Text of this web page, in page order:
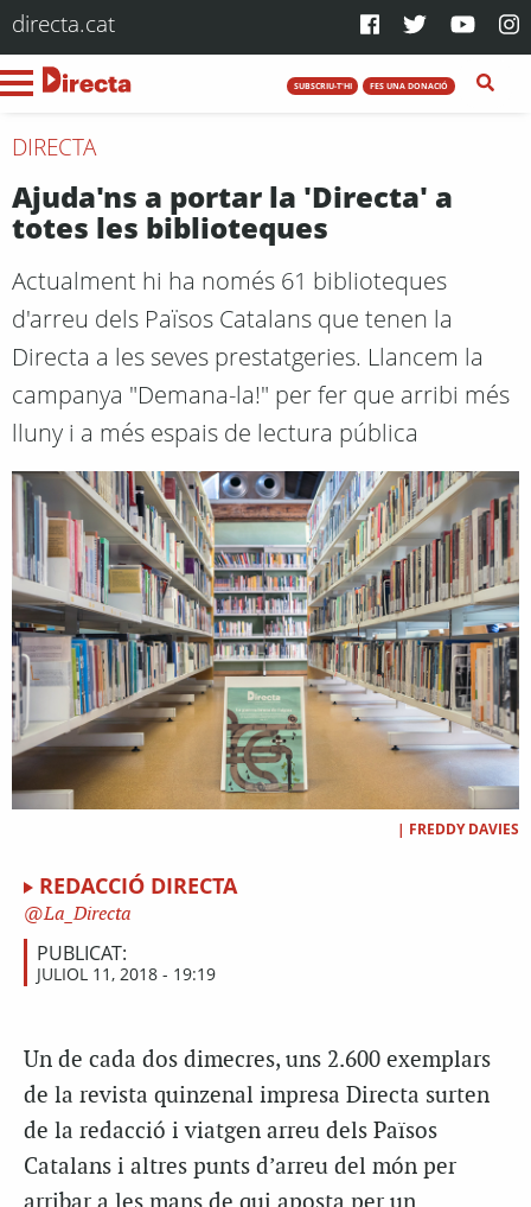
directa.cat
SUBSCRIU-T'HI FES UNA DONACIÓ
DIRECTA
Ajuda'ns a portar la 'Directa' a
totes les biblioteques
Actualment hi ha només 61 biblioteques
d'arreu dels Països Catalans que tenen la
Directa a les seves prestatgeries. Llancem la
campanya "Demana-la!" per fer que arribi més
lluny i a més espais de lectura pública
| FREDDY DAVIES
REDACCIÓ DIRECTA
La_Directa
PUBLICAT:
JULIOL 11, 2018 - 19:19
Un de cada dos dimecres, uns 2.600 exemplars
de la revista quinzenal impresa Directa surten
de la redacció i viatgen arreu dels Països
Catalans i altres punts d’arreu del món per